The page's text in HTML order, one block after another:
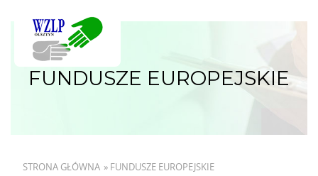
FUNDUSZE EUROPEJSKIE
STRONA GŁÓWNA » FUNDUSZE EUROPEJSKIE